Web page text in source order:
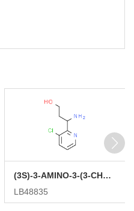
(3S)-3-AMINO-3-(3-CHLOROPYRIDIN-2-YL)PROPAN-1-OL
LB48835